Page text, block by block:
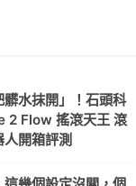
水抹開」！石頭科
2 Flow 搖滾天王 滾
開箱評測